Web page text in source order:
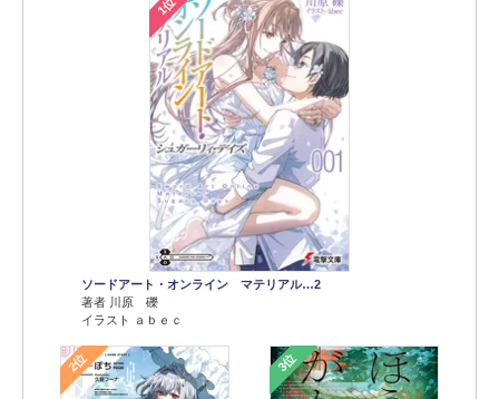
1位
ソードアート・オンライン マテリアル…2
著者 川原 礫
イラスト ａｂｅｃ
2位 3位